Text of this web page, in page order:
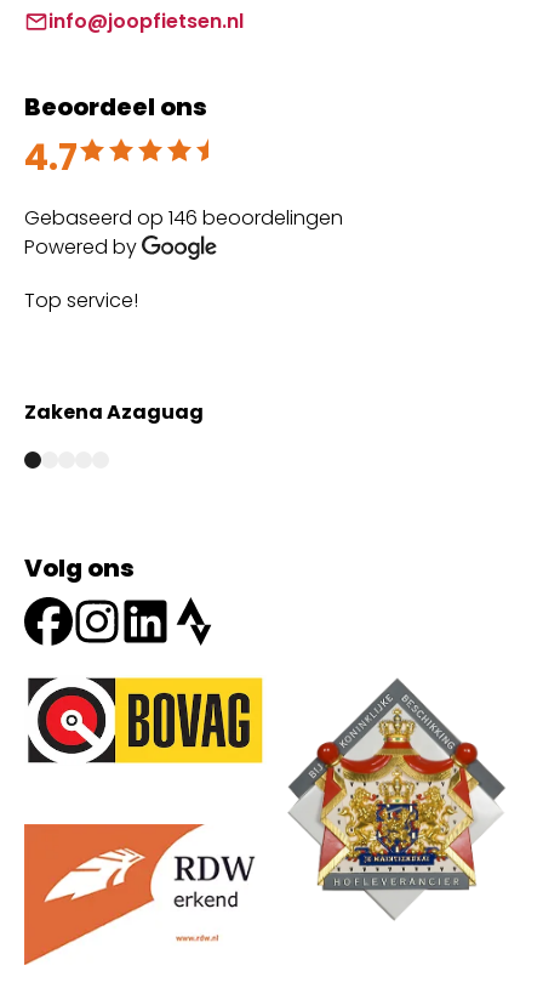
info@joopfietsen.nl
Beoordeel ons
4.7
Beoordeeld met 4.7 uit 5
Gebaseerd op 146 beoordelingen
Powered by
Top service!
Zakena Azaguag
Volg ons
Onze partners